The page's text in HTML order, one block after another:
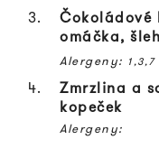
3.
Čokoládové
omáčka,
Alergeny: 1,3,7
4.
Zmrzlina a
kopeček
Alergeny: